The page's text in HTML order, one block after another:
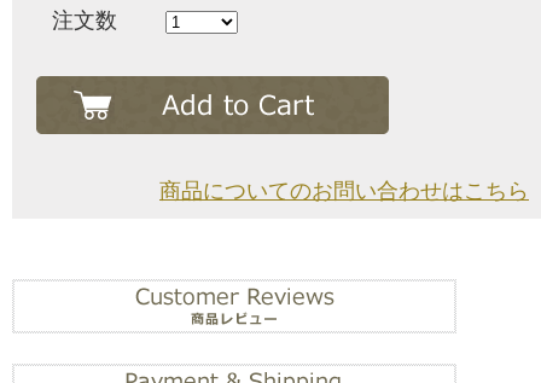
注文数
商品についてのお問い合わせはこちら